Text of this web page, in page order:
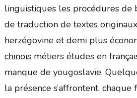
linguistiques les procédures de
de traduction de textes
herzégovine et demi plus
chinoismétiers études en
manque de yougoslavie.
la présence s’affrontent, chaque